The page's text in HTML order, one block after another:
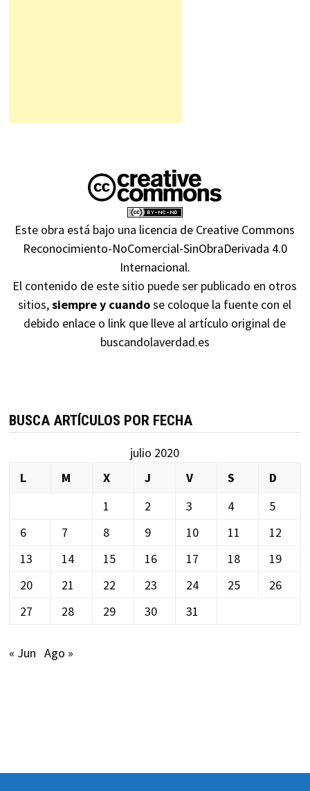
Este obra está bajo una licencia de Creative Commons
Reconocimiento-NoComercial-SinObraDerivada 4.0
Internacional.
El contenido de este sitio puede ser publicado en otros
sitios,siempre y cuandose coloque la fuente con el
debido enlace o link que lleve al artículo original de
buscandolaverdad.es
BUSCA ARTÍCULOS POR FECHA
julio 2020
L
M X J V S
D
1
2 3 4
5
6
7 8 9 10 11
12
13
14 15 16 17 18
19
20
21 22 23 24 25
26
27
28 29 30 31
« Jun Ago »